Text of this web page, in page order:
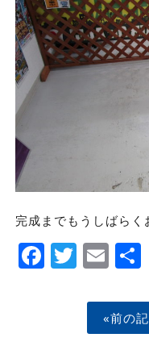
完成までもうしばらく
Facebook
Twitter
«前の